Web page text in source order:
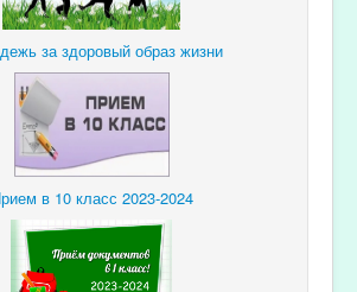
за здоровый образ жизни
в 10 класс 2023-2024